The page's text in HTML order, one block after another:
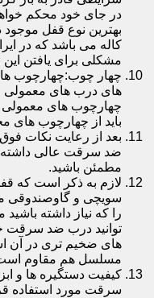
در جای خود محکم
بهترین نوع قفل
کاله می باشد که در
مشکلی برای یافتن
چهار چوب:چهارچوب
های درب های معمولی
چهارچوب های معمولی
باید از چهارچوب
بعد از رعایت نکات
ضد سرقت عالی داشته
مطمئن باشید.
لازم به ذکر است که
سویچی و گاوصندوقی
را که نیاز داشته
توانید درب ضد سرقت
های ضخیم تری در آن
مسلسل هم مقاوم
کیفیت دستگیره ها و
سرقت مورد استفاده